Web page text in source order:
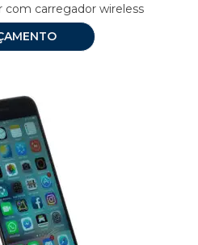
com carregador wireless